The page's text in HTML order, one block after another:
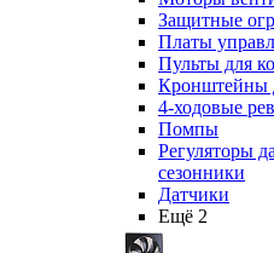
Защитные
Платы
Пульты для
Кронштейны
4-ходовые
Помпы
Регуляторы
сезонники
Датчики
Ещё 2